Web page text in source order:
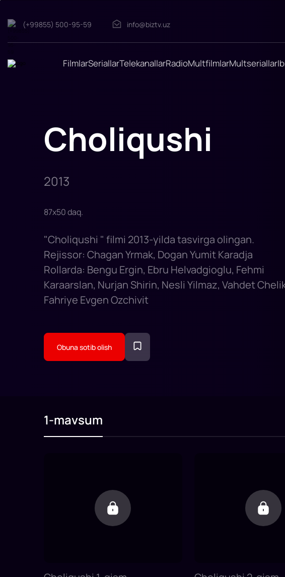
Choliqushi
"Choliqushi
filmi
tasvirga
(+99855) 500-95-59 info@biztv.uz
FilmlarSeriallarTelekanallarRadioMultfilmlarMultseriallar
Choliqushi
2013
87x50daq.
"Choliqushi " filmi 2013-yilda tasvirga olingan.
Rejissor: Chagan Yrmak, Dogan Yumit Karadja
Rollarda: Bengu Ergin, Ebru Helvadgioglu, Fehmi
Karaarslan, Nurjan Shirin, Nesli Yilmaz, Vahdet
Fahriye Evgen Ozchivit
Obuna sotib olish
1-mavsum